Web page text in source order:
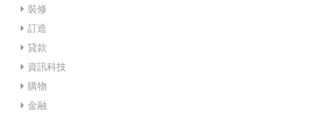
裝修
訂造
貸款
資訊科技
購物
金融